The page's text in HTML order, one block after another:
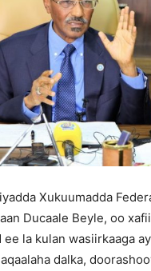
Xukuumadda
Ducaale Beyle, oo
ee la kulan wasiirkaaga
dalka,